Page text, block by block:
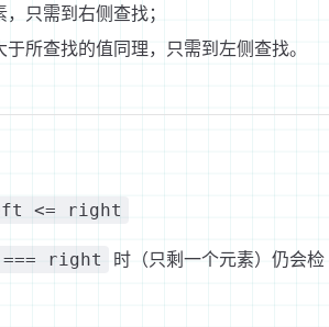
只需到右侧查找；
所查找的值同理，只需到左侧查找。
<= right
right
时（只剩一个元素）仍会检